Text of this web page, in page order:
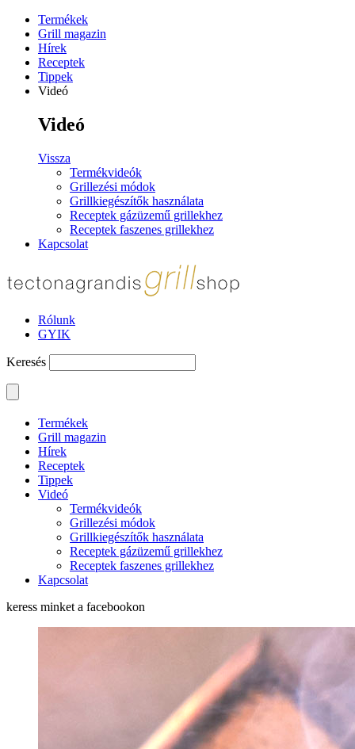
Termékek
Grill magazin
Hírek
Receptek
Tippek
Videó
Videó
Vissza
Termékvideók
Grillezési módok
Grillkiegészítők használata
Receptek gázüzemű grillekhez
Receptek faszenes grillekhez
Kapcsolat
Rólunk
GYIK
Keresés
Termékek
Grill magazin
Hírek
Receptek
Tippek
Videó
Termékvideók
Grillezési módok
Grillkiegészítők használata
Receptek gázüzemű grillekhez
Receptek faszenes grillekhez
Kapcsolat
keress minket a facebookon